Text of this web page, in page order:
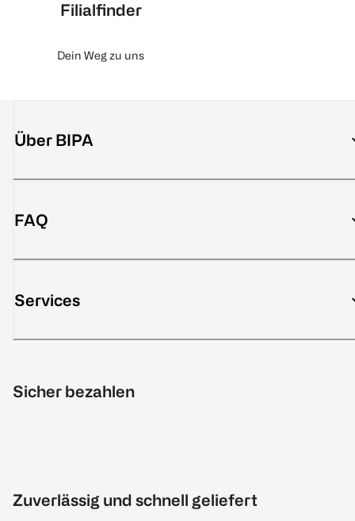
Filialfinder
Dein Weg zu uns
Über BIPA
FAQ
Services
Sicher bezahlen
Zuverlässig und schnell geliefert